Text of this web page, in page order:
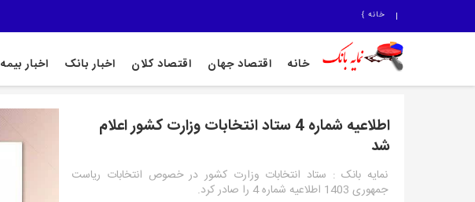
خانه }
خانه اقتصاد جهان اقتصاد کلان اخبار بانک اخبار بیمه
اطلاعیه شماره 4 ستاد انتخابات وزارت کشور اعلام
شد
نمایه بانک : ستاد انتخابات وزارت کشور در خصوص انتخابات ریاست
جمهوری 1403 اطلاعیه شماره 4 را صادر کرد.